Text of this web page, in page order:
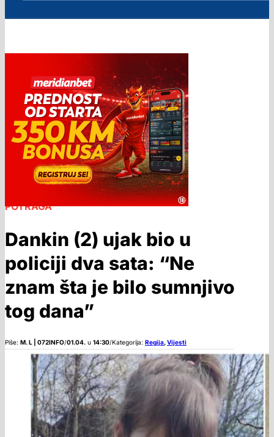
POTRAGA
Dankin (2) ujak bio u
policiji dva sata: “Ne
znam šta je bilo sumnjivo
tog dana”
Piše: M. L | 072INFO/01.04. u 14:30/Kategorija: Regija,Vijesti